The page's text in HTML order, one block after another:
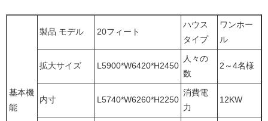
基本機
能
製品 モデル 20フィート
ハウス
タイプ
ワンホー
ル
拡大サイズ L5900*W6420*H2450
人々の
数
2～4名様
内寸 L5740*W6260*H2250
消費電
力
12KW